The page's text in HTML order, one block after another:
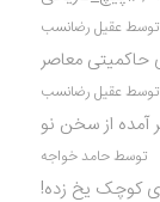
توسط عقیل رضانسب
حاکمیتی معاصر
توسط عقیل رضانسب
آمده از سخن نو
توسط حامد خواجه
کوچک یخ زده!